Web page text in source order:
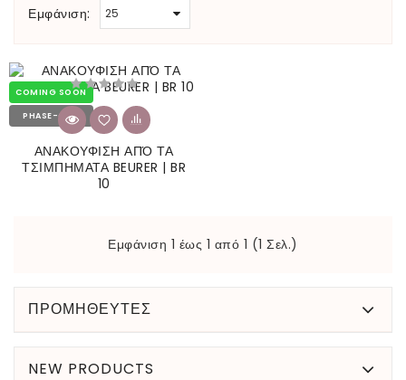
Εμφάνιση:
COMING SOON
PHASE-OUT
ΑΝΑΚΟΥΦΙΣΗ ΑΠΌ ΤΑ
ΤΣΙΜΠΗΜΑΤΑ BEURER | BR
10
Εμφάνιση 1 έως 1 από 1 (1 Σελ.)
ΠΡΟΜΗΘΕΥΤΕΣ
NEW PRODUCTS